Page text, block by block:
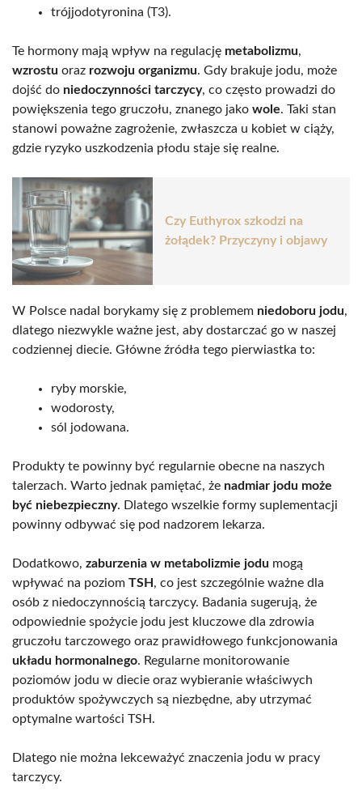
trójjodotyronina (T3).
Te hormony mają wpływ na regulację metabolizmu,
wzrostu oraz rozwoju organizmu. Gdy brakuje jodu, może
dojść do niedoczynności tarczycy, co często prowadzi do
powiększenia tego gruczołu, znanego jako wole. Taki stan
stanowi poważne zagrożenie, zwłaszcza u kobiet w ciąży,
gdzie ryzyko uszkodzenia płodu staje się realne.
Czy Euthyrox szkodzi na
żołądek? Przyczyny i objawy
W Polsce nadal borykamy się z problemem niedoboru jodu,
dlatego niezwykle ważne jest, aby dostarczać go w naszej
codziennej diecie. Główne źródła tego pierwiastka to:
ryby morskie,
wodorosty,
sól jodowana.
Produkty te powinny być regularnie obecne na naszych
talerzach. Warto jednak pamiętać, że nadmiar jodu może
być niebezpieczny. Dlatego wszelkie formy suplementacji
powinny odbywać się pod nadzorem lekarza.
Dodatkowo, zaburzenia w metabolizmie jodu mogą
wpływać na poziom TSH , co jest szczególnie ważne dla
osób z niedoczynnością tarczycy. Badania sugerują, że
odpowiednie spożycie jodu jest kluczowe dla zdrowia
gruczołu tarczowego oraz prawidłowego funkcjonowania
układu hormonalnego. Regularne monitorowanie
poziomów jodu w diecie oraz wybieranie właściwych
produktów spożywczych są niezbędne, aby utrzymać
optymalne wartości TSH.
Dlatego nie można lekceważyć znaczenia jodu w pracy
tarczycy.